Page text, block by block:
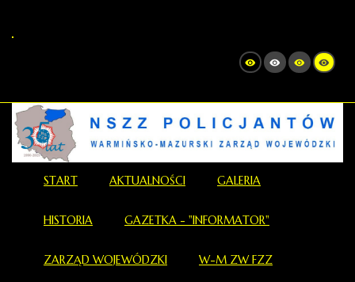
START AKTUALNOŚCI GALERIA
HISTORIA GAZETKA - "INFORMATOR"
ZARZĄD WOJEWÓDZKI W-M ZW FZZ